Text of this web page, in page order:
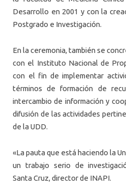
Desarrollo en 2001 y con la
Postgrado e Investigación.
En la ceremonia, también se
con el Instituto Nacional de
con el fin de implementar
términos de formación de
intercambio de información y
difusión de las actividades
de la UDD.
«La pauta que está haciendo la
un trabajo serio de
Santa Cruz, director de INAPI.